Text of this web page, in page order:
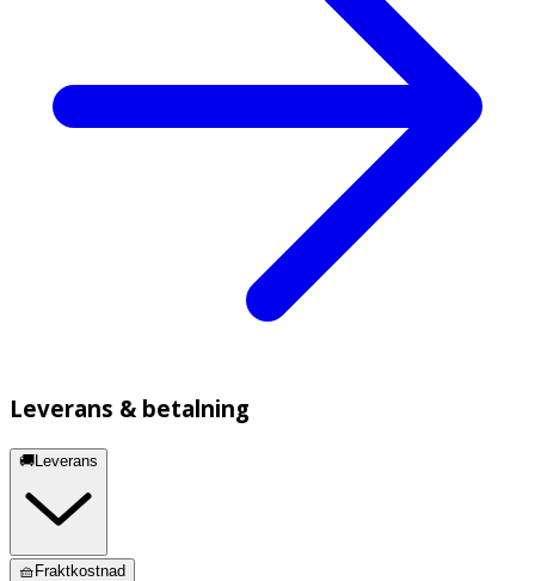
Leverans & betalning
🚚Leverans
🧺Fraktkostnad